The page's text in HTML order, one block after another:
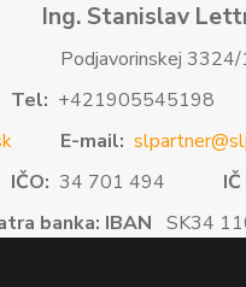
Ing. Stanislav
Podjavorinskej
Tel: +421905545198
E-mail:
IČO: 34 701 494
banka: IBAN SK34